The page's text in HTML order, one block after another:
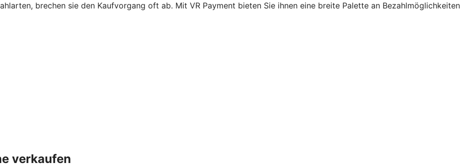
brechen sie den Kaufvorgang oft ab. Mit VR Payment bieten Sie ihnen eine breite Palette an Bezahlmöglichkeiten
verkaufen